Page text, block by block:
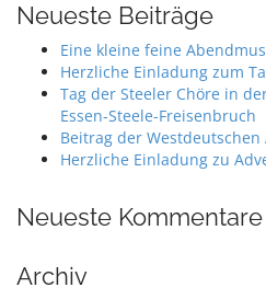
Neueste Beiträge
Eine kleine feine
Herzliche Einladung zum
Tag der Steeler Chöre in
Essen-Steele-Freisenbruch
Beitrag der
Herzliche Einladung zu
Neueste Kommentare
Archiv